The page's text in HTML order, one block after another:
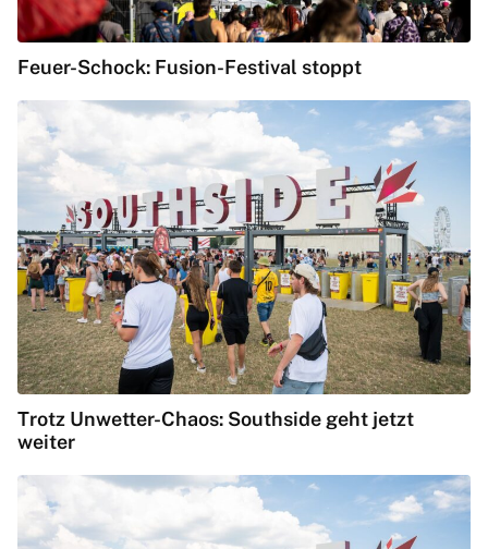
Feuer-Schock: Fusion-Festival stoppt
Trotz Unwetter-Chaos: Southside geht jetzt
weiter